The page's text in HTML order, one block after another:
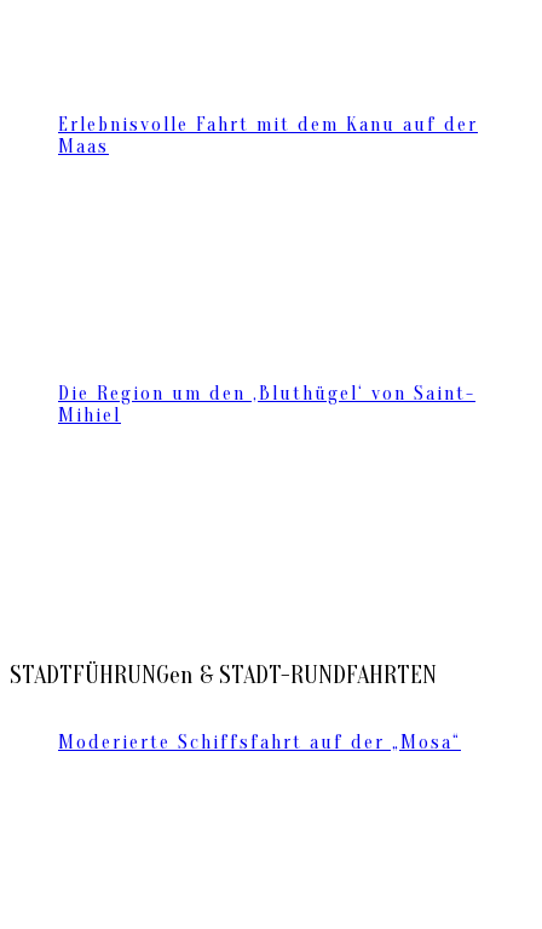
Erlebnisvolle Fahrt mit dem Kanu auf der
Maas
Die Region um den ‚Bluthügel‘ von Saint-
Mihiel
STADTFÜHRUNGen & STADT-RUNDFAHRTEN
Moderierte Schiffsfahrt auf der „Mosa“